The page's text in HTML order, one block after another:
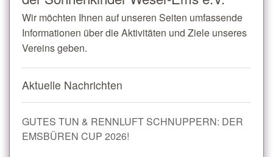
Kontakt
Wir möchten Ihnen auf unseren Seiten umfassende
Informationen über die Aktivitäten und Ziele unseres
Vereins geben.
Aktuelle Nachrichten
GUTES TUN & RENNLUFT SCHNUPPERN: DER
EMSBÜREN CUP 2026!